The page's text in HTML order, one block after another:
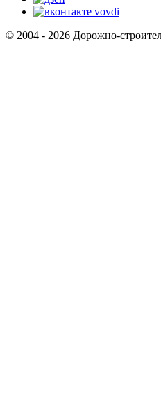
© 2004 - 2026 Дорожно-